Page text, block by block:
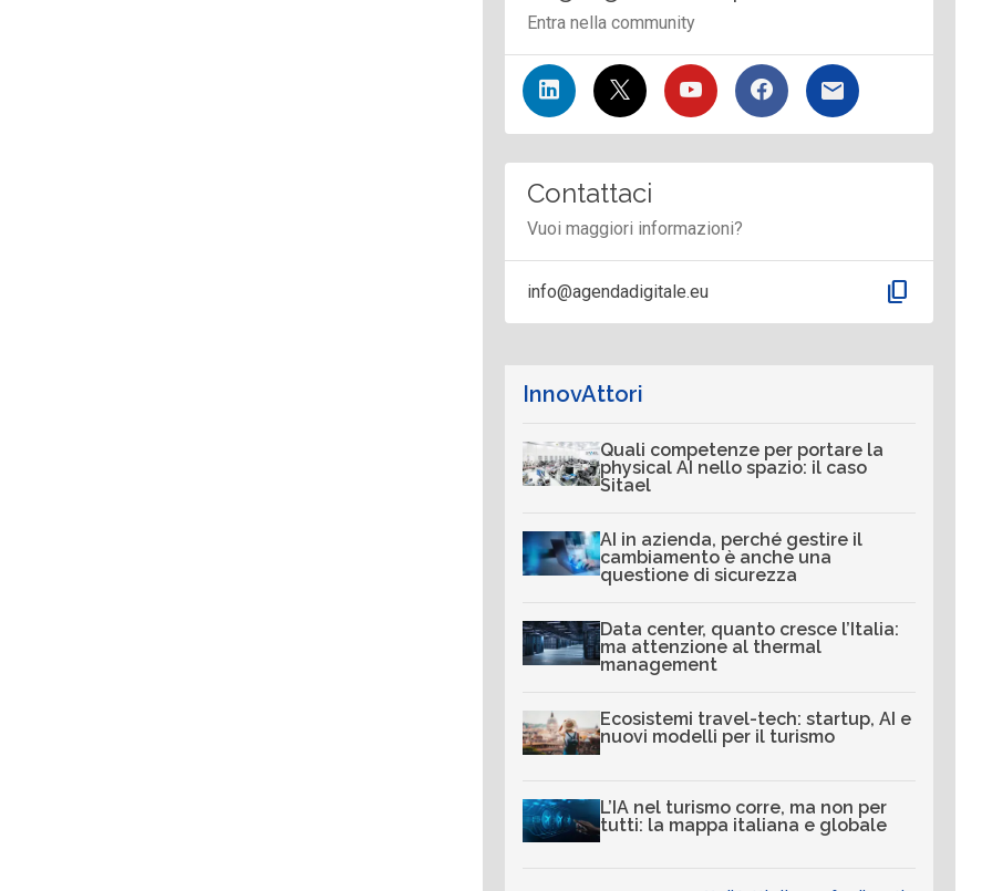
Entra nella community
Contattaci
Vuoi maggiori informazioni?
info@agendadigitale.eu content_copy
InnovAttori
Quali competenze per portare la
physical AI nello spazio: il caso
Sitael
AI in azienda, perché gestire il
cambiamento è anche una
questione di sicurezza
Data center, quanto cresce l’Italia:
ma attenzione al thermal
management
Ecosistemi travel-tech: startup, AI e
nuovi modelli per il turismo
L’IA nel turismo corre, ma non per
tutti: la mappa italiana e globale